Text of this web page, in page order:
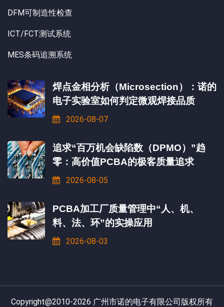
DFM可制造性检查
ICT/FCT测试系统
MES条码追溯系统
焊点金相分析（Microsection）：诺的
电子实验室如何判定微观焊接品质
2026-08-07
追求“百万机会缺陷数（DPMO）”趋
零：高价值PCBA的极客质量追求
2026-08-05
PCBA加工厂质量管理中“人、机、
料、法、环”的实操应用
2026-08-03
Copyright@2010-2026 广州市诺的电子有限公司版权所有